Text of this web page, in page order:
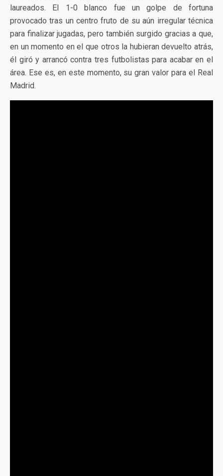
laureados. El 1-0 blanco fue un golpe de fortuna
provocado tras un centro fruto de su aún irregular técnica
para finalizar jugadas, pero también surgido gracias a que,
en un momento en el que otros la hubieran devuelto atrás,
él giró y arrancó contra tres futbolistas para acabar en el
área. Ese es, en este momento, su gran valor para el Real
Madrid.